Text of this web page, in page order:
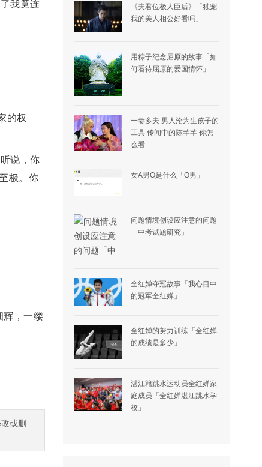
我竟连
的权
说，你
极。你
辉，一缕
或删
《夫君位极人臣后》「独宠
我的美人相公好看吗」
用粽子纪念屈原的故事「如
何看待屈原的爱国情怀」
一妻多夫 男人沦为生孩子的
工具 传闻中的陈芊芊 你怎
么看
女A男O是什么「O男」
问题情境创设应注意的问题
「中考试题研究」
全红婵夺冠故事「我心目中
的冠军全红婵」
全红婵的努力训练「全红婵
的成绩是多少」
湛江籍跳水运动员全红婵家
庭成员「全红婵湛江跳水学
校」